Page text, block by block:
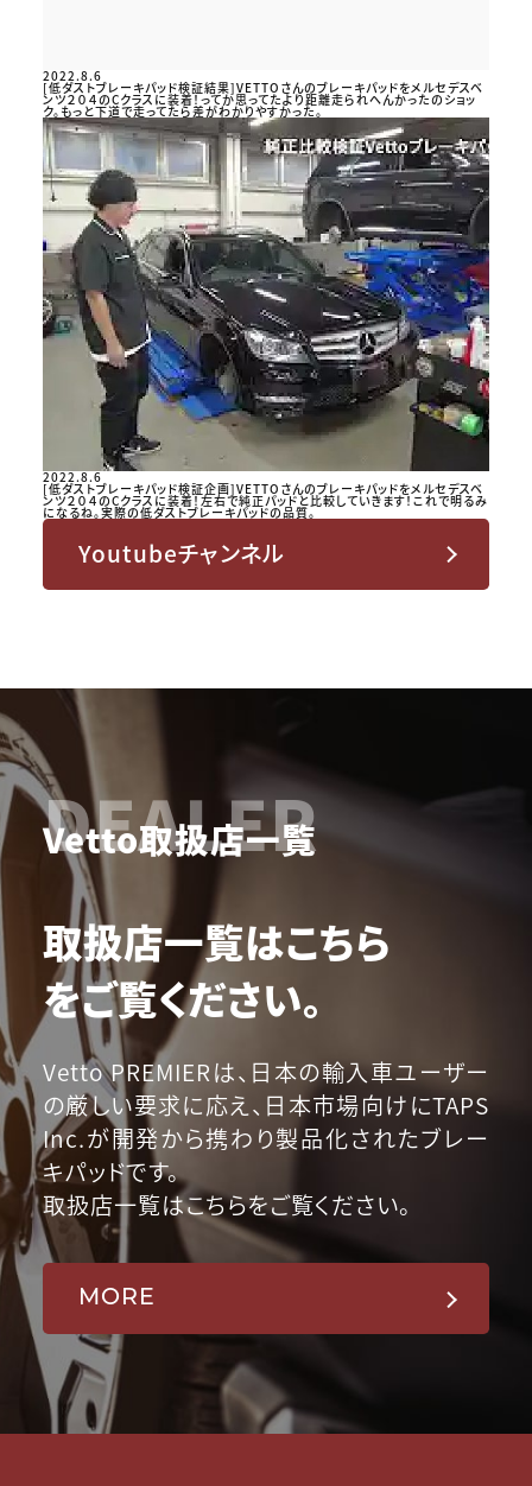
2022.8.6
[低ダストブレーキパッド検証結果]VETTOさんのブレーキパッドをメルセデスベ
ンツ２０４のCクラスに装着！ってか思ってたより距離走られへんかったのショッ
ク。もっと下道で走ってたら差がわかりやすかった。
2022.8.6
[低ダストブレーキパッド検証企画]VETTOさんのブレーキパッドをメルセデスベ
ンツ２０４のCクラスに装着！左右で純正パッドと比較していきます！これで明るみ
になるね。実際の低ダストブレーキパッドの品質。
Youtubeチャンネル
DEALER
Vetto取扱店一覧
取扱店一覧はこちら
をご覧ください。
Vetto PREMIERは、日本の輸入車ユーザー
の厳しい要求に応え、日本市場向けにTAPS
Inc.が開発から携わり製品化されたブレー
キパッドです。
取扱店一覧はこちらをご覧ください。
MORE